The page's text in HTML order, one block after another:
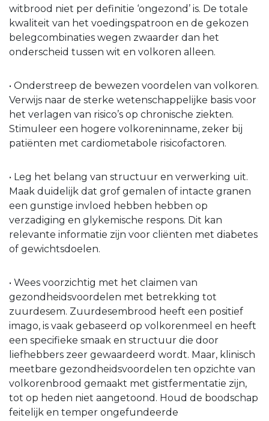
witbrood niet per definitie ‘ongezond’ is. De totale
kwaliteit van het voedingspatroon en de gekozen
belegcombinaties wegen zwaarder dan het
onderscheid tussen wit en volkoren alleen.
• Onderstreep de bewezen voordelen van volkoren.
Verwijs naar de sterke wetenschappelijke basis voor
het verlagen van risico’s op chronische ziekten.
Stimuleer een hogere volkoreninname, zeker bij
patiënten met cardiometabole risicofactoren.
• Leg het belang van structuur en verwerking uit.
Maak duidelijk dat grof gemalen of intacte granen
een gunstige invloed hebben hebben op
verzadiging en glykemische respons. Dit kan
relevante informatie zijn voor cliënten met diabetes
of gewichtsdoelen.
• Wees voorzichtig met het claimen van
gezondheidsvoordelen met betrekking tot
zuurdesem. Zuurdesembrood heeft een positief
imago, is vaak gebaseerd op volkorenmeel en heeft
een specifieke smaak en structuur die door
liefhebbers zeer gewaardeerd wordt. Maar, klinisch
meetbare gezondheidsvoordelen ten opzichte van
volkorenbrood gemaakt met gistfermentatie zijn,
tot op heden niet aangetoond. Houd de boodschap
feitelijk en temper ongefundeerde